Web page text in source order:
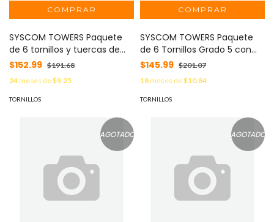
SYSCOM TOWERS Paquete
de 6 tornillos y tuercas de
acero inoxidable 3/8 x 2”.
TORN-TZ35/45G
$152.99 $191.68
24meses de$9.25
TORNILLOS
SYSCOM TOWERS Paquete
de 6 Tornillos Grado 5 con
Tuercas Tropicalizadas de
3/8" x 2". TORN-TZ35/45
$145.99 $201.07
18meses de$10.84
TORNILLOS
AGOTADO AGOTADO